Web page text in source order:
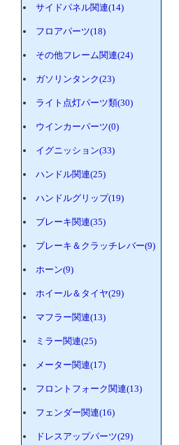
サイドパネル関連(14)
フロアパーツ(18)
その他フレーム関連(24)
ガソリンタンク(23)
ライト点灯パーツ類(30)
ウインカーパーツ(0)
イグニッション(33)
ハンドル関連(25)
ハンドルグリップ(19)
ブレーキ関連(35)
ブレーキ＆クラッチレバー(9)
ホーン(9)
ホイール＆タイヤ(29)
マフラー関連(13)
ミラー関連(25)
メーター関連(17)
フロントフォーク関連(13)
フェンダー関連(16)
ドレスアップパーツ(29)